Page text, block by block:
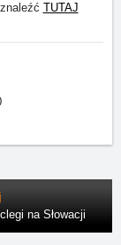
TUTAJ
na Słowacji